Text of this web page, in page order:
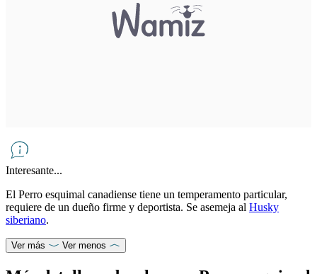
Interesante...
El Perro esquimal canadiense tiene un temperamento particular,
requiere de un dueño firme y deportista. Se asemeja al Husky
siberiano.
Ver más Ver menos